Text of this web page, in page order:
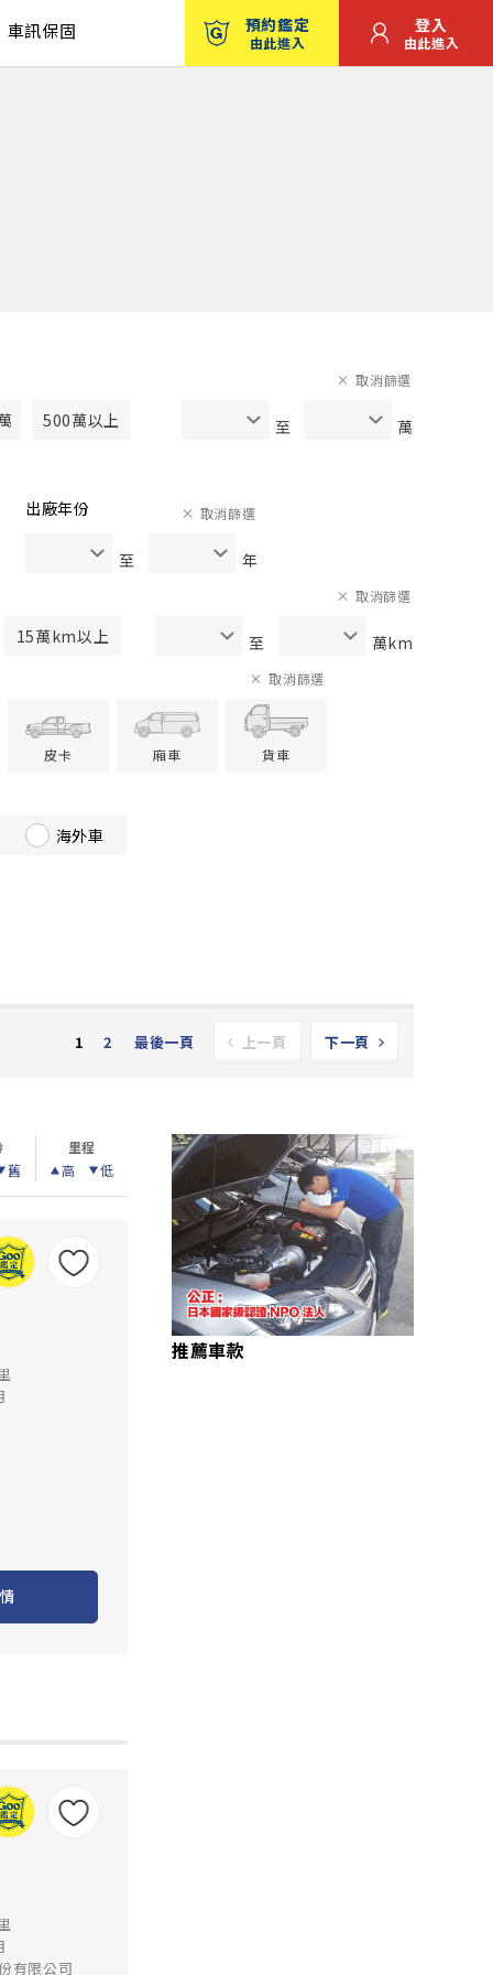
車訊保固 預約鑑定
由此進入
登入
由此進入
500萬以上 至 萬
取消篩選
出廠年份
至 年
取消篩選
15萬km以上 至 萬km
取消篩選
皮卡 廂車 貨車
取消篩選
海外車
1 2 最後一頁 上一頁 下一頁
舊
里程
高
低
有限公司
推薦車款